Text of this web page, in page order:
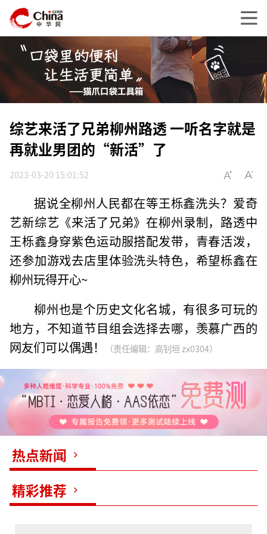
综艺来活了兄弟柳州路透 一听名字就是
再就业男团的“新活”了
2023-03-20 15:01:52
据说全柳州人民都在等王栎鑫洗头？爱奇
艺新综艺《来活了兄弟》在柳州录制，路透中
王栎鑫身穿紫色运动服搭配发带，青春活泼，
还参加游戏去店里体验洗头特色，希望栎鑫在
柳州玩得开心~
柳州也是个历史文化名城，有很多可玩的
地方，不知道节目组会选择去哪，羡慕广西的
网友们可以偶遇！
（责任编辑：高钊垣 zx0304）
热点新闻
精彩推荐